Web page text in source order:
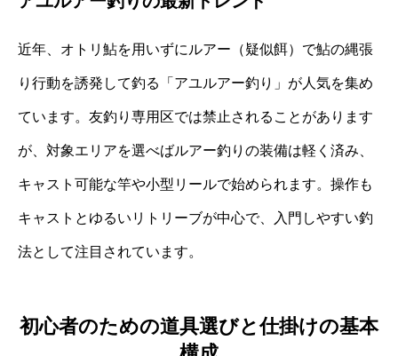
近年、オトリ鮎を用いずにルアー（疑似餌）で鮎の縄張
り行動を誘発して釣る「アユルアー釣り」が人気を集め
ています。友釣り専用区では禁止されることがあります
が、対象エリアを選べばルアー釣りの装備は軽く済み、
キャスト可能な竿や小型リールで始められます。操作も
キャストとゆるいリトリーブが中心で、入門しやすい釣
法として注目されています。
初心者のための道具選びと仕掛けの基本